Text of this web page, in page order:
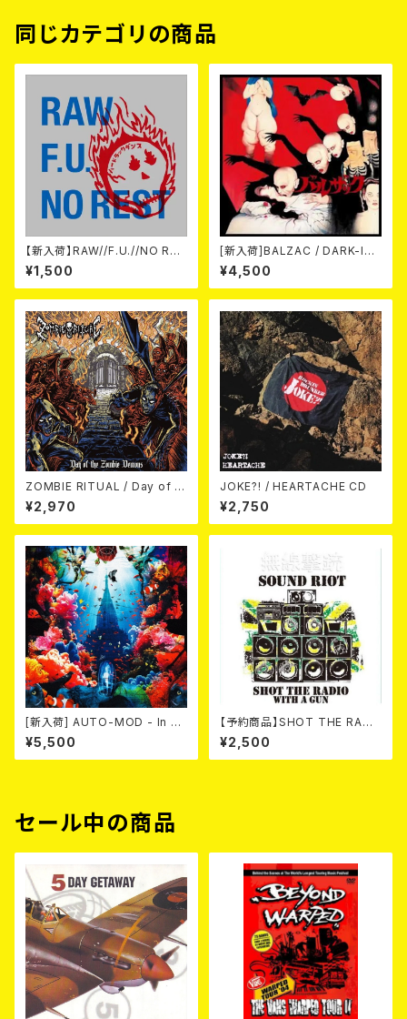
同じカテゴリの商品
【新入荷】RAW//F.U.//NO RES
T / 3way split EP ハード ラッ
ク ダンス (CD)
¥1,500
[新入荷]BALZAC / DARK-IS
M -20th Anniversary Comp
ilation- (2CD)
¥4,500
ZOMBIE RITUAL / Day of th
e Zombie Demons
¥2,970
JOKE?! / HEARTACHE CD
¥2,750
[新入荷] AUTO-MOD - In Th
e Wake Of KING AUTO-MO
D（CD+DVD/初回限定盤）
¥5,500
【予約商品】SHOT THE RADI
O WITH A GUN / SOUND RI
OT (CD)【8月８日発売】
¥2,500
セール中の商品